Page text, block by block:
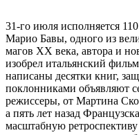
31-го июля исполняется
Марио Бавы, одного из
магов ХХ века, автора и
изобрел итальянский
написаны десятки книг,
поклонниками объявляют
режиссеры, от Мартина
а пять лет назад
масштабную